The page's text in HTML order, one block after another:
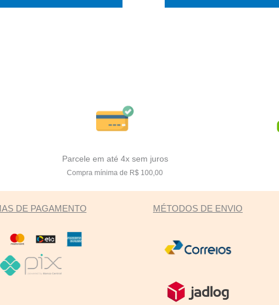
Parcele em até 4x sem juros
Compra mínima de R$ 100,00
DE PAGAMENTO MÉTODOS DE ENVIO